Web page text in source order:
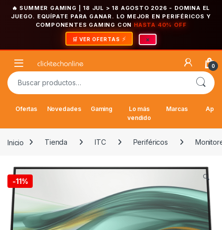
🔥 SUMMER GAMING | 18 JUL > 18 AGOSTO 2026 - DOMINA EL
JUEGO. EQUÍPATE PARA GANAR. LO MEJOR EN PERIFÉRICOS Y
COMPONENTES GAMING CON HASTA 40% OFF
🛒 VER OFERTAS ×
Open 0
Buscar por:
Ofertas Novedades Gaming
Lo más
vendido
Marcas
Inicio Tienda ITC Periféricos
-11% 🔍